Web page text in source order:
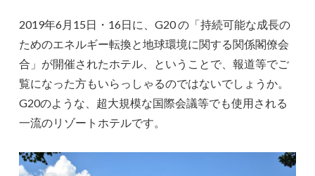
2019年6月15日・16日に、G20 の「持続可能な成長の
ためのエネルギー転換と地球環境に関する関係閣僚会
合」が開催されたホテル、ということで、報道等でご
覧になった方もいらっしゃるのではないでしょうか。
G20のような、超大規模な国際会議等でも使用される
一流のリゾートホテルです。